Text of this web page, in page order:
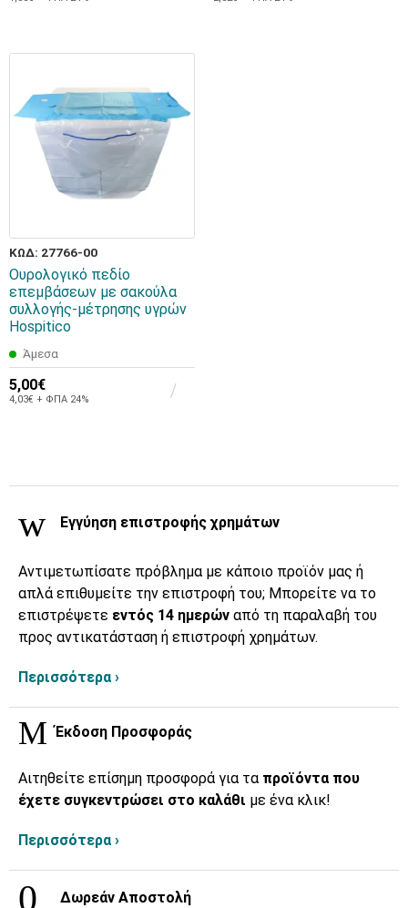
ΚΩΔ: 27766-00
Ουρολογικό πεδίο
επεμβάσεων με σακούλα
συλλογής-μέτρησης υγρών
Hospitico
Άμεσα
5,00€
4,03€ + ΦΠΑ 24%
Εγγύηση επιστροφής χρημάτων
Αντιμετωπίσατε πρόβλημα με κάποιο προϊόν μας ή
απλά επιθυμείτε την επιστροφή του; Μπορείτε να το
επιστρέψετε εντός 14 ημερών από τη παραλαβή του
προς αντικατάσταση ή επιστροφή χρημάτων.
Περισσότερα ›
Έκδοση Προσφοράς
Αιτηθείτε επίσημη προσφορά για τα προϊόντα που
έχετε συγκεντρώσει στο καλάθι με ένα κλικ!
Περισσότερα ›
Δωρεάν Αποστολή